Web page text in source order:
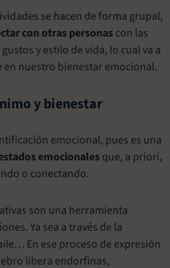
se hacen de forma grupal,
con otras personascon las
y estilo de vida, lo cual va a
nuestro bienestar emocional.
y bienestar
emocional, pues es una
emocionalesque, a priori,
o conectando.
son una herramienta
Ya sea a través de la
En ese proceso de expresión
libera endorfinas,